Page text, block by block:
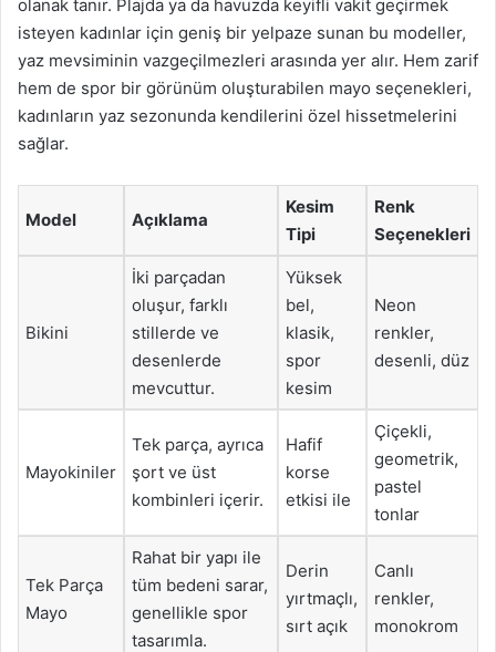
olanak tanır. Plajda ya da havuzda keyifli vakit geçirmek
isteyen kadınlar için geniş bir yelpaze sunan bu modeller,
yaz mevsiminin vazgeçilmezleri arasında yer alır. Hem zarif
hem de spor bir görünüm oluşturabilen mayo seçenekleri,
kadınların yaz sezonunda kendilerini özel hissetmelerini
sağlar.
Model Açıklama
Kesim
Tipi
Renk
Seçenekleri
Bikini
İki parçadan
oluşur, farklı
stillerde ve
desenlerde
mevcuttur.
Yüksek
bel,
klasik,
spor
kesim
Neon
renkler,
desenli, düz
Mayokiniler
Tek parça, ayrıca
şort ve üst
kombinleri içerir.
Hafif
korse
etkisi ile
Çiçekli,
geometrik,
pastel
tonlar
Tek Parça
Mayo
Rahat bir yapı ile
tüm bedeni sarar,
genellikle spor
tasarımla.
Derin
yırtmaçlı,
sırt açık
Canlı
renkler,
monokrom